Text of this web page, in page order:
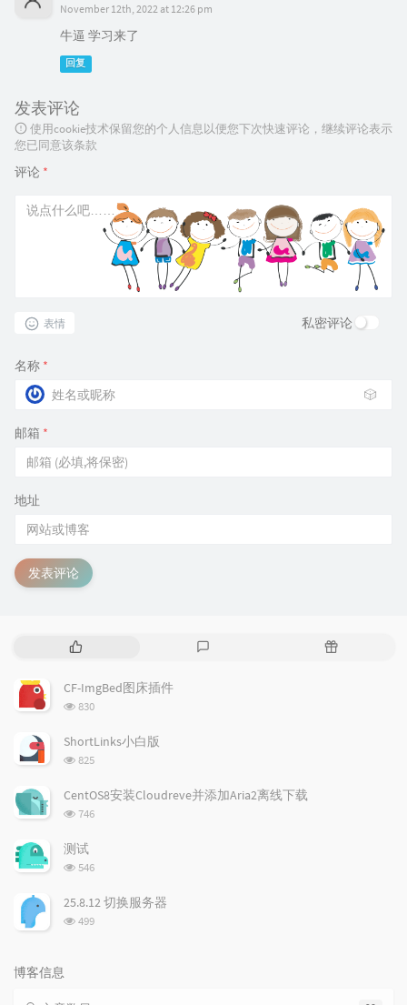
November 12th, 2022 at 12:26 pm
牛逼 学习来了
回复
发表评论
使用cookie技术保留您的个人信息以便您下次快速评论，继续评论表示
您已同意该条款
评论 *
表情 私密评论
名称 *
🎲
邮箱 *
地址
发表评论
热
文
随
CF-ImgBed图床插件
浏
次
830
ShortLinks小白版
浏
次
825
CentOS8安装Cloudreve并添加Aria2离线下载
浏
次
数:
746
测试
浏
次
546
25.8.12 切换服务器
浏
499
博客信息